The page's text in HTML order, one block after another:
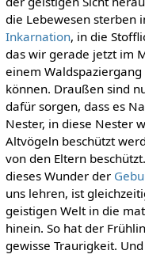
die Lebewesen sterben
Inkarnation, in die
das wir gerade jetzt im
einem
können. Draußen sind
dafür sorgen, dass es
Nester, in diese Nester
Altvögeln beschützt
von den Eltern
dieses Wunder der
uns lehren, ist
geistigen Welt in die
hinein. So hat der
gewisse Traurigkeit.